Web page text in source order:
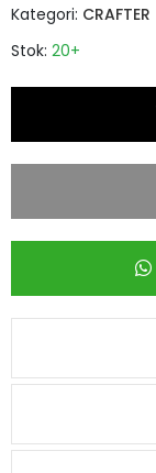
Kategori: CRAFTER
Stok: 20+